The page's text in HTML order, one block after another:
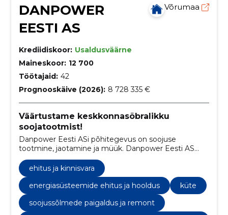
DANPOWER
EESTI AS
Võrumaa
Krediidiskoor: Usaldusväärne
Maineskoor: 12 700
Töötajaid: 42
Prognooskäive (2026): 8 728 335 €
Väärtustame keskkonnasõbralikku
soojatootmist!
Danpower Eesti ASi põhitegevus on soojuse
tootmine, jaotamine ja müük. Danpower Eesti AS
kuulub Saksa energiaettevõttele Danpower Gruppe.
ehitus ja kinnisvara
energiasüsteemide ehitus ja hooldus
küte
soojussõlmede paigaldus ja remont